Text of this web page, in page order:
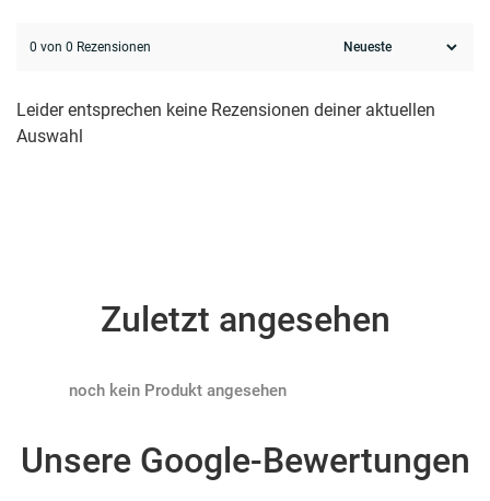
0 von 0 Rezensionen
Leider entsprechen keine Rezensionen deiner aktuellen
Auswahl
Zuletzt angesehen
Products not found
Unsere Google-Bewertungen